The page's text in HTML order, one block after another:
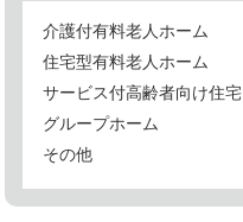
介護付有料老人ホーム
住宅型有料老人ホーム
サービス付高齢者向け住宅
グループホーム
その他